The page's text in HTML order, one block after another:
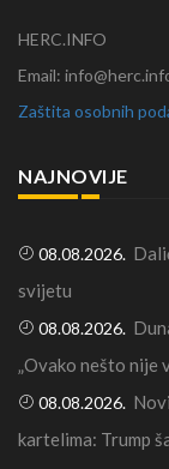
HERC.INFO
Email:
Zaštita osobnih
NAJNOVIJE
08.08.2026.
svijetu
08.08.2026.
„Ovako nešto nije
08.08.2026.
kartelima: Trump